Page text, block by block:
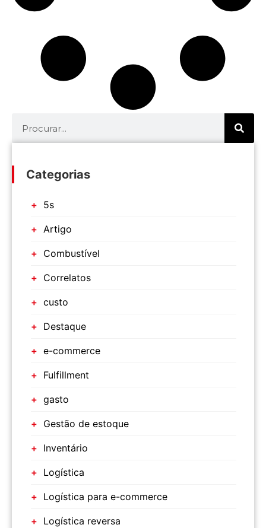
Categorias
5s
Artigo
Combustível
Correlatos
custo
Destaque
e-commerce
Fulfillment
gasto
Gestão de estoque
Inventário
Logística
Logística para e-commerce
Logística reversa